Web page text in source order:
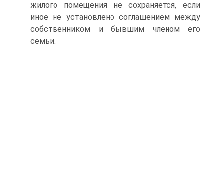
жилого помещения не сохраняется, если
иное не установлено соглашением между
собственником и бывшим членом его
семьи.